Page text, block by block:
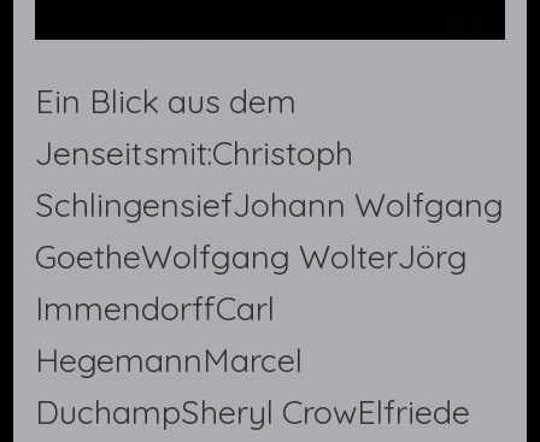
Ein Blick aus dem
Jenseitsmit:Christoph
SchlingensiefJohann Wolfgang
GoetheWolfgang WolterJörg
ImmendorffCarl
HegemannMarcel
DuchampSheryl CrowElfriede